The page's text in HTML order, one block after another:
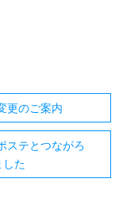
更のご案内
ステとつながろ
た